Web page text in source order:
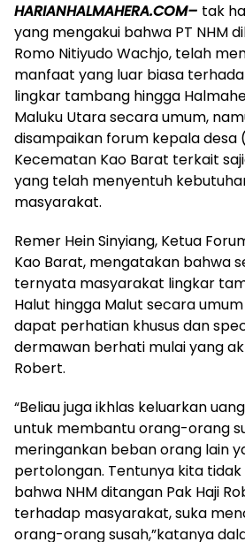
HARIANHALMAHERA.COM– tak
yang mengakui bahwa PT NHM
Romo Nitiyudo Wachjo, telah
manfaat yang luar biasa
lingkar tambang hingga
Maluku Utara secara umum,
disampaikan forum kepala desa
Kecematan Kao Barat terkait
yang telah menyentuh
masyarakat.
Remer Hein Sinyiang, Ketua
Kao Barat, mengatakan bahwa
ternyata masyarakat lingkar
Halut hingga Malut secara
dapat perhatian khusus dan
dermawan berhati mulai yang
Robert.
“Beliau juga ikhlas keluarkan
untuk membantu orang-orang
meringankan beban orang lain
pertolongan. Tentunya kita tidak
bahwa NHM ditangan Pak Haji
terhadap masyarakat, suka
orang-orang susah,”katanya